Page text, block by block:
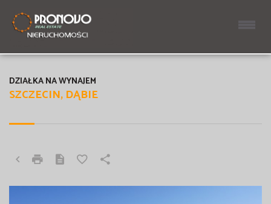
SZCZECIN, DĄBIE
DZIAŁKA NA WYNAJEM